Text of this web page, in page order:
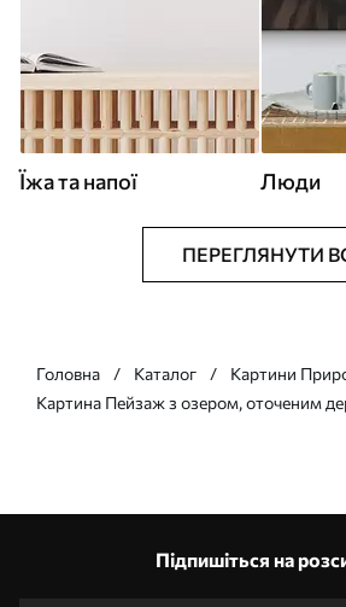
Їжа та напої Люди
ПЕРЕГЛЯНУТИ
Головна Каталог
Картини
Картина Пейзаж з озером, оточеним
Підпишіться на